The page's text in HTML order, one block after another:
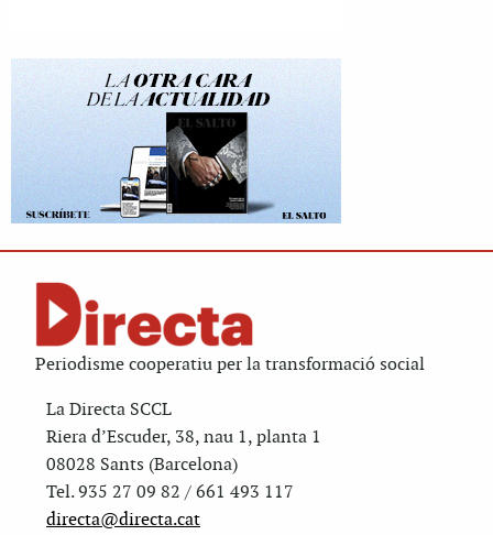
Periodisme cooperatiu per la transformació social
La Directa SCCL
Riera d’Escuder, 38, nau 1, planta 1
08028 Sants (Barcelona)
Tel. 935 27 09 82 / 661 493 117
directa@directa.cat